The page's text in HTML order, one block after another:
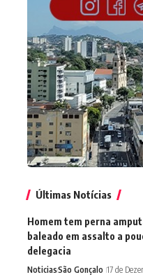
Últimas Notícias
Homem tem perna
baleado em assalto a
delegacia
NoticiasSão Gonçalo 17 de